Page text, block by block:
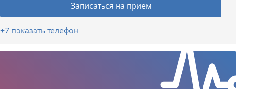
Записаться на прием
+7 показать телефон